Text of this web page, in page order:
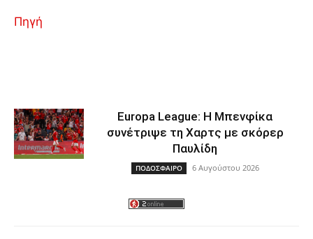
Πηγή
Europa League: Η Μπενφίκα
συνέτριψε τη Χαρτς με σκόρερ
Παυλίδη
ΠΟΔΟΣΦΑΙΡΟ 6 Αυγούστου 2026